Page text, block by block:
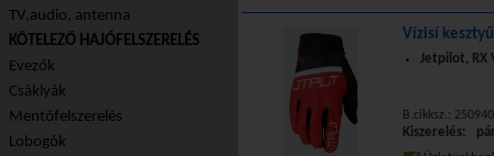
TV,audio, antenna
KÖTELEZŐ HAJÓFELSZERELÉS
Evezők
Csáklyák
Mentőfelszerelés
Lobogók
Vízisí
Jetpilot, RX
B.cikksz.:
Kiszerelés: